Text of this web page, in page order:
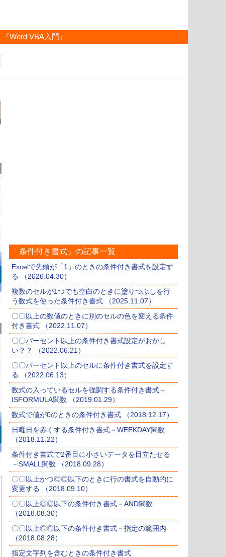
『Word VBA入門』
「条件付き書式」の記事一覧
Excelで先頭が「1」のときの条件付き書式を設定す
る （2026.04.30）
複数のセルが1つでも空白のときに塗りつぶしを行
う数式を使った条件付き書式 （2025.11.07）
〇〇以上の数値のときに別のセルの色を変える条件
付き書式 （2022.11.07）
〇〇パーセント以上の条件付き書式設定がおかし
い？？ （2022.06.21）
〇〇パーセント以上のセルに条件付き書式を設定す
る （2022.06.13）
数式の入っているセルを強調する条件付き書式－
ISFORMULA関数 （2019.01.29）
数式で値が0のときの条件付き書式 （2018.12.17）
日曜日を赤くする条件付き書式－WEEKDAY関数
（2018.11.22）
条件付き書式で2番目に小さいデータを目立たせる
－SMALL関数 （2018.09.28）
〇〇以上かつ◎◎以下のときに行の書式を自動的に
変更する （2018.09.10）
〇〇以上◎◎以下の条件付き書式－AND関数
（2018.08.30）
〇〇以上◎◎以下の条件付き書式－指定の範囲内
（2018.08.28）
指定文字列を含むときの条件付き書式